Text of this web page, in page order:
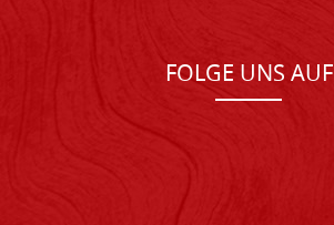
FOLGE UNS AUF